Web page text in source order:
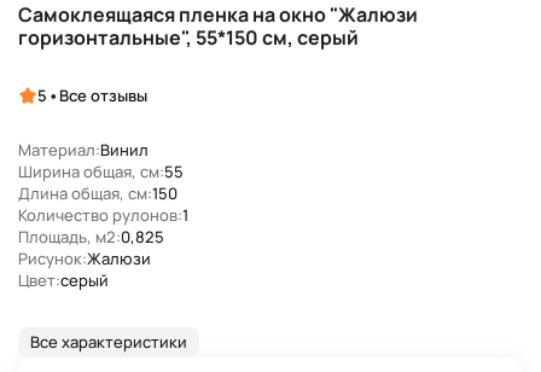
Самоклеящаяся пленка на окно "Жалюзи
горизонтальные", 55*150 см, серый
5 • Все отзывы
Материал:Винил
Ширина общая, см:55
Длина общая, см:150
Количество рулонов:1
Площадь, м2:0,825
Рисунок:Жалюзи
Цвет:серый
Все характеристики